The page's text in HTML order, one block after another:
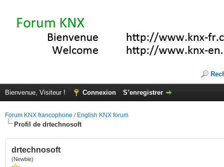
Bienvenue, Visiteur ! Connexion S’enregistrer
Forum KNX francophone / English KNX forum
Profil de drtechnosoft
drtechnosoft
(Newbie)